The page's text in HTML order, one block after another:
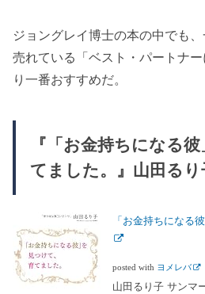
ジョングレイ博士の本の中でも
売れている「ベスト・パートナ
り一番おすすめだ。
『「お金持ちになる
てました。』山田るり
「お金持ちになる
posted with ヨメレバ
山田るり子 サンマ